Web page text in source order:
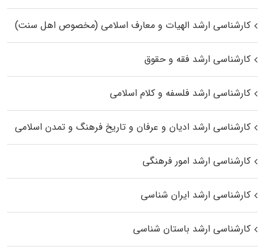
کارشناسی ارشد الهیات و معارف اسلامی (مخصوص اهل سنت)
کارشناسی ارشد فقه و حقوق
کارشناسی ارشد فلسفه و کلام اسلامی
کارشناسی ارشد ادیان و عرفان و تاریخ فرهنگ و تمدن اسلامی
کارشناسی ارشد امور فرهنگی
کارشناسی ارشد ایران شناسی
کارشناسی ارشد باستان شناسی